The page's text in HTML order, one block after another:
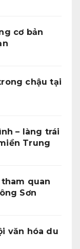
cơ bản
chậu tại
– làng trái
Trung
quan
Sơn
văn hóa du